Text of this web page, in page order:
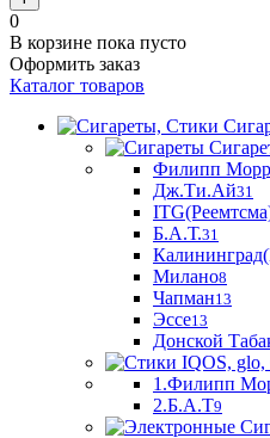
0
В корзине пока пусто
Оформить заказ
Каталог товаров
Филипп
Дж.Ти.Ай31
Б.А.Т.31
Милано8
Чапман13
Эссе13
Донской
1.Филипп
2.Б.А.Т9